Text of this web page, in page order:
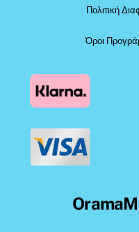
Πολιτική
Όροι